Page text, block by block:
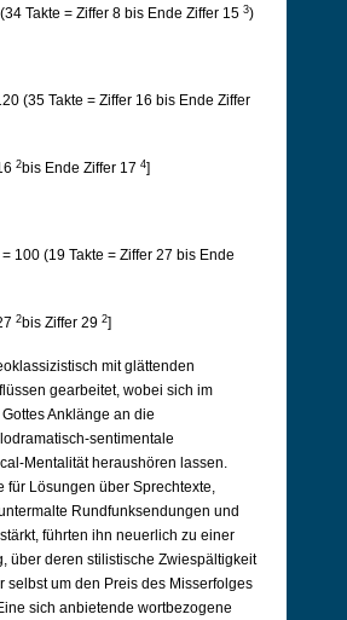
Takte = Ziffer 8 bis Ende Ziffer 15 3)
(35 Takte = Ziffer 16 bis Ende Ziffer
2bis Ende Ziffer 17 4]
100 (19 Takte = Ziffer 27 bis Ende
2bis Ziffer 29 2]
mit glättenden
gearbeitet, wobei sich im
Anklänge an die
sentimentale
Mentalität heraushören lassen.
für Lösungen über Sprechtexte,
Rundfunksendungen und
führten ihn neuerlich zu einer
über deren stilistische Zwiespältigkeit
selbst um den Preis des Misserfolges
sich anbietende wortbezogene